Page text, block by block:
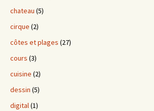
chateau (5)
cirque (2)
côtes et plages (27)
cours (3)
cuisine (2)
dessin (5)
digital(1)